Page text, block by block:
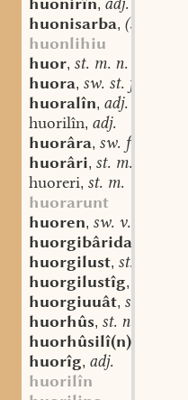
,
huonisarba, (st. sw.?) f.
huonlihiu
huor, st. m. n.
huora, sw. st. f.
huoralîn, adj.
huorilîn, adj.
huorâra, sw. f.
huorâri, st. m.
huoreri, st. m.
huorarunt
huoren, sw. v.
huorgibârida
huorgilust, st. f.
huorgilustîg,
huorgiuuât, st. f.
huorhûs, st. n.
huorhûsilî(n)
huorîg, adj.
huorilîn